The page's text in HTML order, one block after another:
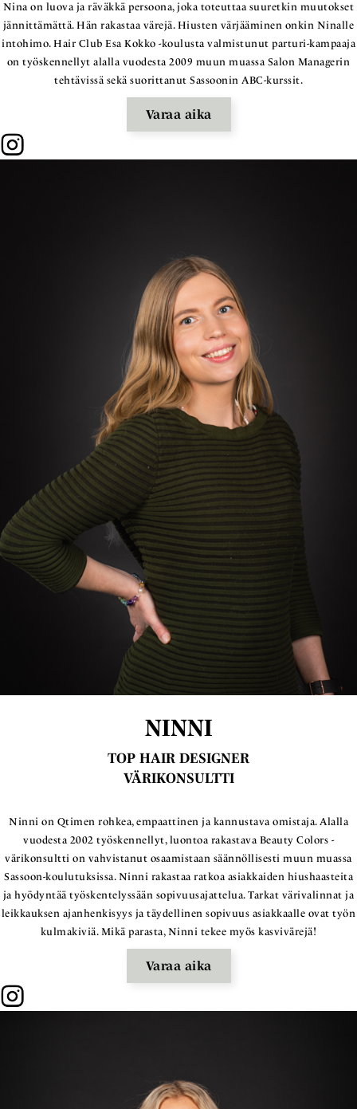
Nina on luova ja räväkkä persoona, joka toteuttaa suuretkin muutokset
jännittämättä. Hän rakastaa värejä. Hiusten värjääminen onkin Ninalle
intohimo. Hair Club Esa Kokko -koulusta valmistunut parturi-kampaaja
on työskennellyt alalla vuodesta 2009 muun muassa Salon Managerin
tehtävissä sekä suorittanut Sassoonin ABC-kurssit.
Varaa aika
NINNI
TOP HAIR DESIGNER
VÄRIKONSULTTI
Ninni on Qtimen rohkea, empaattinen ja kannustava omistaja. Alalla
vuodesta 2002 työskennellyt, luontoa rakastava Beauty Colors -
värikonsultti on vahvistanut osaamistaan säännöllisesti muun muassa
Sassoon-koulutuksissa. Ninni rakastaa ratkoa asiakkaiden hiushaasteita
ja hyödyntää työskentelyssään sopivuusajattelua. Tarkat värivalinnat ja
leikkauksen ajanhenkisyys ja täydellinen sopivuus asiakkaalle ovat työn
kulmakiviä. Mikä parasta, Ninni tekee myös kasvivärejä!
Varaa aika